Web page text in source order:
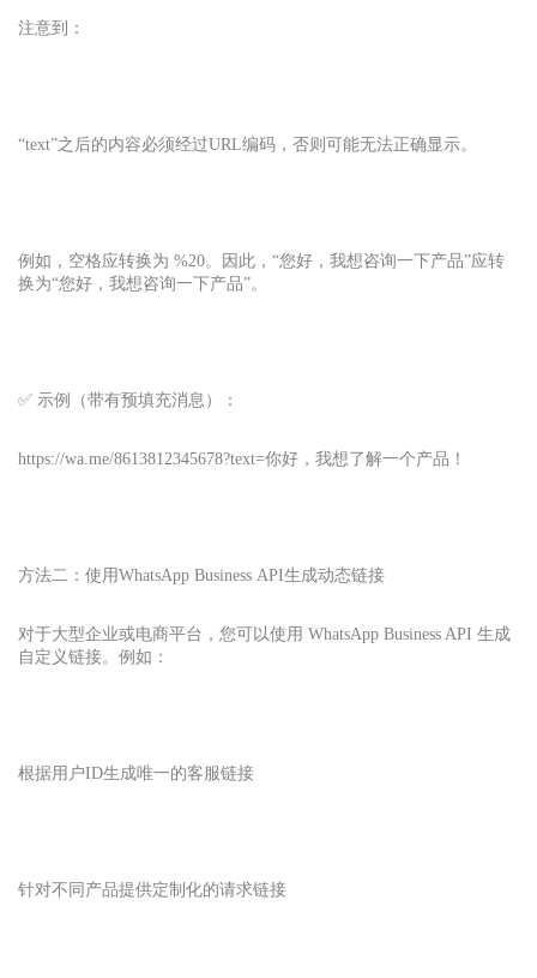
注意到：
“text”之后的内容必须经过URL编码，否则可能无法正确显示。
例如，空格应转换为 %20。因此，“您好，我想咨询一下产品”应转
换为“您好，我想咨询一下产品”。
✅ 示例（带有预填充消息）：
https://wa.me/8613812345678?text=你好，我想了解一个产品！
方法二：使用WhatsApp Business API生成动态链接
对于大型企业或电商平台，您可以使用 WhatsApp Business API 生成
自定义链接。例如：
根据用户ID生成唯一的客服链接
针对不同产品提供定制化的请求链接